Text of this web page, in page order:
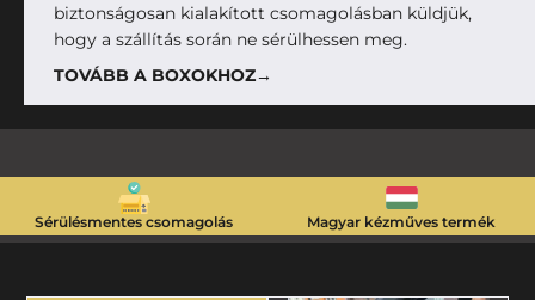
biztonságosan kialakított csomagolásban küldjük,
hogy a szállítás során ne sérülhessen meg.
TOVÁBB A BOXOKHOZ→
Sérülésmentes csomagolás Magyar kézműves termék